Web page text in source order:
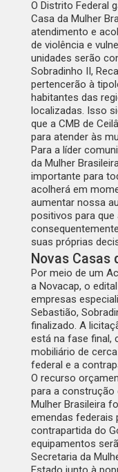
O Distrito Federal
Casa da Mulher
atendimento e
de violência e
unidades serão
Sobradinho II,
pertencerão à
habitantes das
localizadas. Isso
que a CMB de
para atender às
Para a líder
da Mulher
importante para
acolherá em
aumentar nossa
positivos para que
suas próprias
Novas Casas
Por meio de um
a Novacap, o
empresas
Sebastião,
finalizado. A
está na fase final,
mobiliário de
federal e a
O recurso
para a construção
Mulher Brasileira
emendas federais
contrapartida do
equipamentos
Secretaria da